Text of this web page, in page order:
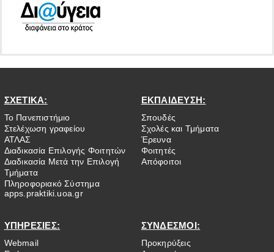
ΣΧΕΤΙΚΑ:
Το Πανεπιστήμιο
Στελέχωση γραφείου
ΑΤΛΑΣ
Διαδικασία Επιλογής Φοιτητών
Διαδικασία Μετά την Επιλογή
Τμήματα
Πληροφοριακό Σύστημα
apps.praktiki.uoa.gr
ΕΚΠΑΙΔΕΥΣΗ:
Σπουδές
Σχολές και Τμήματα
Έρευνα
Φοιτητές
Απόφοιτοι
ΥΠΗΡΕΣΙΕΣ:
Webmail
ΣΥΝΔΕΣΜΟΙ:
Προκηρύξεις